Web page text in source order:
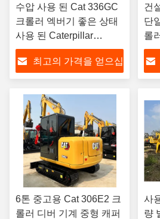
수압 사용 된 Cat 336GC
크롤러 엑버기 좋은 상태
사용 된 Caterpillar
Excavator
최고의 가격을 얻으십
건
단
롤
6톤 중고용 Cat 306E2 크
롤러 디버 기계 중형 캐퍼
사
량